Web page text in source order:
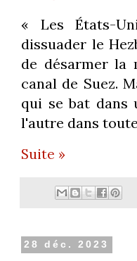
« Les États-
dissuader le
de désarmer la
canal de Suez.
qui se bat dans
l'autre dans
Suite »
28 déc. 2023